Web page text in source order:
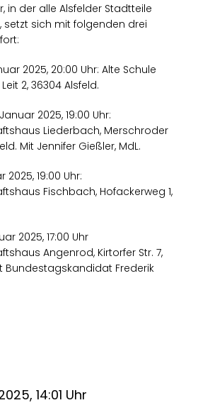
in der alle Alsfelder Stadtteile
setzt sich mit folgenden drei
2025, 20:00 Uhr: Alte Schule
2, 36304 Alsfeld.
2025, 19:00 Uhr:
Liederbach, Merschroder
Mit Jennifer Gießler, MdL.
2025, 19:00 Uhr:
Fischbach, Hofackerweg 1,
2025, 17:00 Uhr
Angenrod, Kirtorfer Str. 7,
Bundestagskandidat Frederik
14:01 Uhr